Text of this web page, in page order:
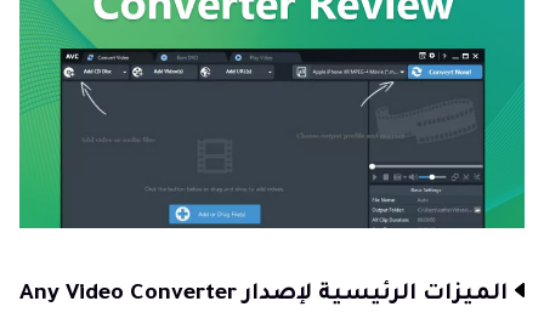
الميزات الرئيسية لإصدار Any Video Converter